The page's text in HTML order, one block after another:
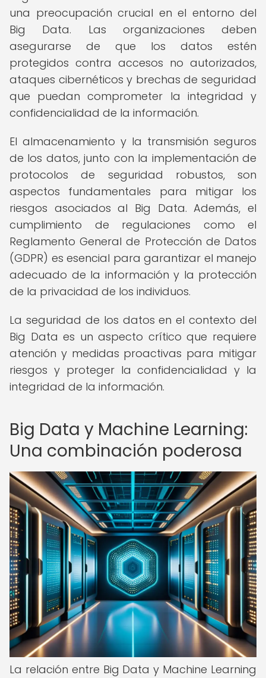
una preocupación crucial en el entorno del
Big Data. Las organizaciones deben
asegurarse de que los datos estén
protegidos contra accesos no autorizados,
ataques cibernéticos y brechas de seguridad
que puedan comprometer la integridad y
confidencialidad de la información.
El almacenamiento y la transmisión seguros
de los datos, junto con la implementación de
protocolos de seguridad robustos, son
aspectos fundamentales para mitigar los
riesgos asociados al Big Data. Además, el
cumplimiento de regulaciones como el
Reglamento General de Protección de Datos
(GDPR) es esencial para garantizar el manejo
adecuado de la información y la protección
de la privacidad de los individuos.
La seguridad de los datos en el contexto del
Big Data es un aspecto crítico que requiere
atención y medidas proactivas para mitigar
riesgos y proteger la confidencialidad y la
integridad de la información.
Big Data y Machine Learning:
Una combinación poderosa
La relación entre Big Data y Machine Learning